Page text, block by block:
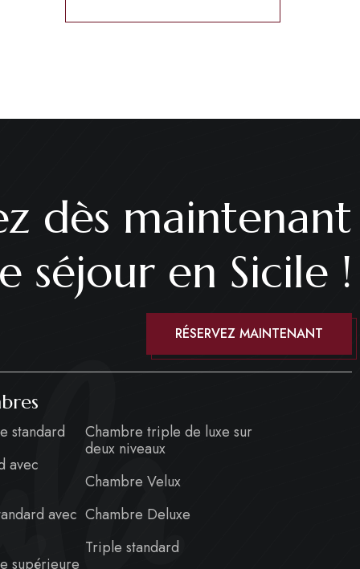
dès maintenant
séjour en Sicile !
RÉSERVEZ MAINTENANT
standard
avec
avec
supérieure
Chambre triple de luxe sur
deux niveaux
Chambre Velux
Chambre Deluxe
Triple standard